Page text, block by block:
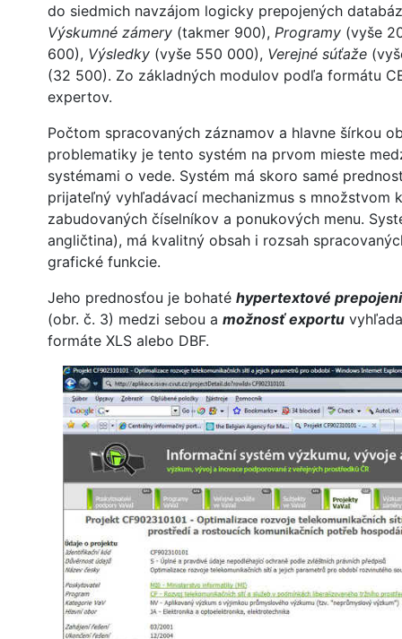
do siedmich navzájom logicky prepojených
Výskumné zámery (takmer 900), Programy (vyše
600), Výsledky (vyše 550 000), Verejné súťaže
(32 500). Zo základných modulov podľa formátu
expertov.
Počtom spracovaných záznamov a hlavne šírkou
problematiky je tento systém na prvom mieste
systémami o vede. Systém má skoro samé
prijateľný vyhľadávací mechanizmus s množstvom
zabudovaných číselníkov a ponukových menu.
angličtina), má kvalitný obsah i rozsah
grafické funkcie.
Jeho prednosťou je bohaté hypertextové
(obr. č. 3) medzi sebou a možnosť exportu
formáte XLS alebo DBF.